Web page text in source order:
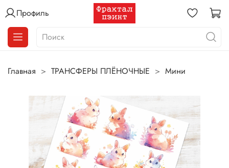
Профиль
Главная ТРАНСФЕРЫ ПЛЁНОЧНЫЕ Мини